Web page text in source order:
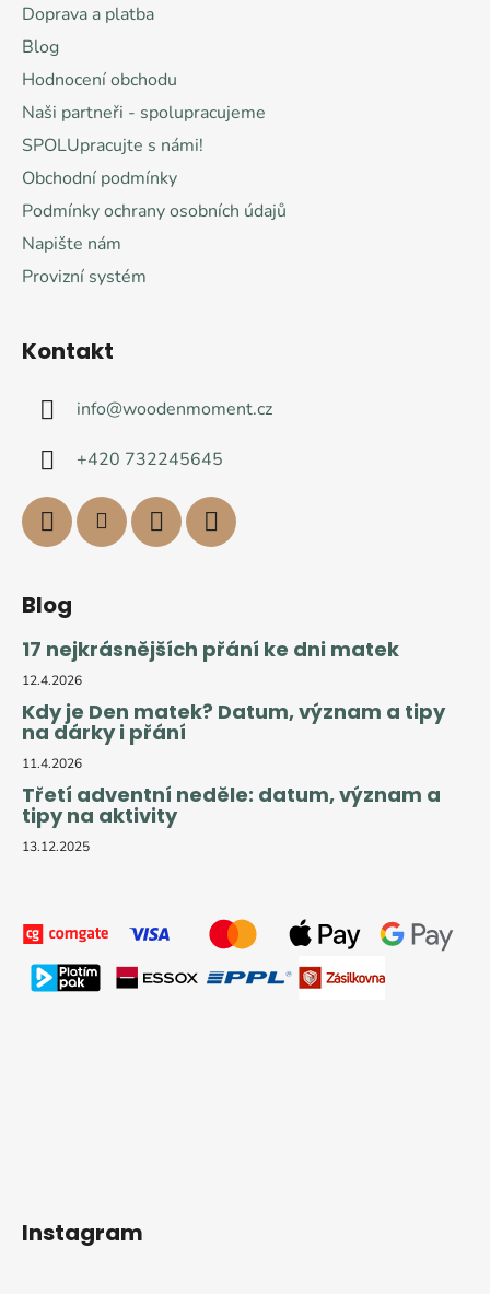
Doprava a platba
Blog
Hodnocení obchodu
Naši partneři - spolupracujeme
SPOLUpracujte s námi!
Obchodní podmínky
Podmínky ochrany osobních údajů
Napište nám
Provizní systém
Kontakt
info@woodenmoment.cz
+420 732245645
Blog
17 nejkrásnějších přání ke dni matek
12.4.2026
Kdy je Den matek? Datum, význam a tipy
na dárky i přání
11.4.2026
Třetí adventní neděle: datum, význam a
tipy na aktivity
13.12.2025
Instagram